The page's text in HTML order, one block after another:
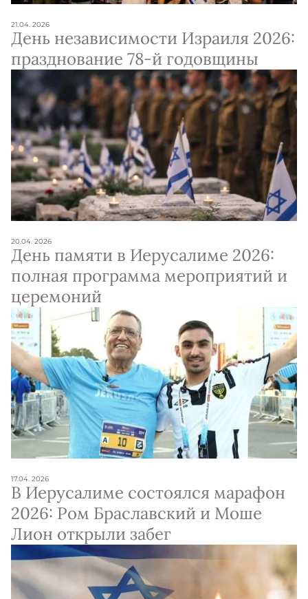
21.04. 2026
День независимости Израиля 2026:
празднование 78-й годовщины
20.04. 2026
День памяти в Иерусалиме 2026:
полная программа мероприятий и
церемоний
17.04. 2026
В Иерусалиме состоялся марафон
2026: Ром Браславский и Моше
Лион открыли забег